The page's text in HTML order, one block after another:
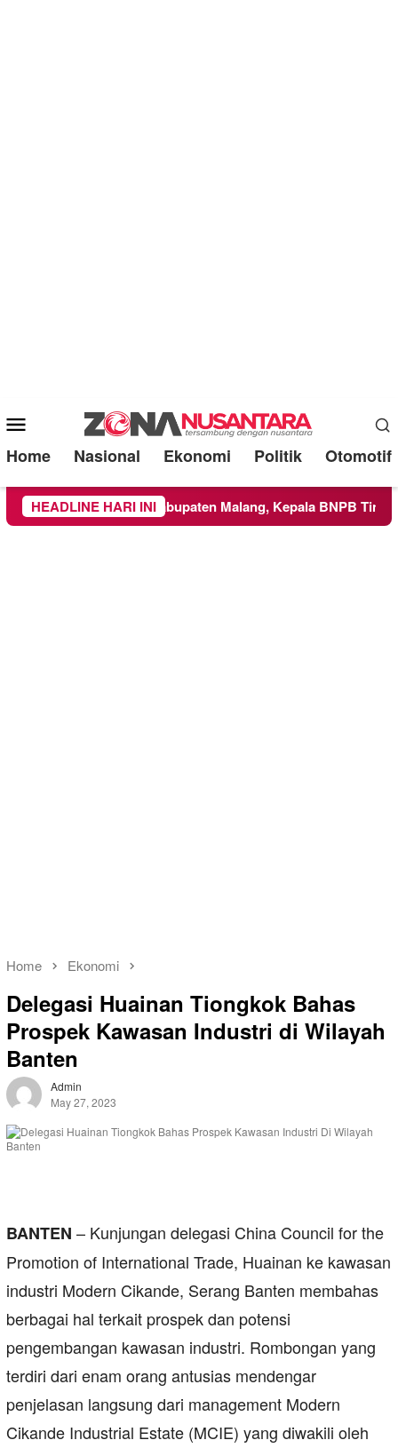
Mobile
Menu
Home Nasional Ekonomi Politik Otomotif
HEADLINE HARI INI
ke Wilayah Kabupaten Malang, Kepala BNPB Tinjau
Home Ekonomi
Delegasi Huainan Tiongkok Bahas
Prospek Kawasan Industri di Wilayah
Banten
Admin
May 27, 2023
BANTEN – Kunjungan delegasi China Council for the
Promotion of International Trade, Huainan ke kawasan
industri Modern Cikande, Serang Banten membahas
berbagai hal terkait prospek dan potensi
pengembangan kawasan industri. Rombongan yang
terdiri dari enam orang antusias mendengar
penjelasan langsung dari management Modern
Cikande Industrial Estate (MCIE) yang diwakili oleh